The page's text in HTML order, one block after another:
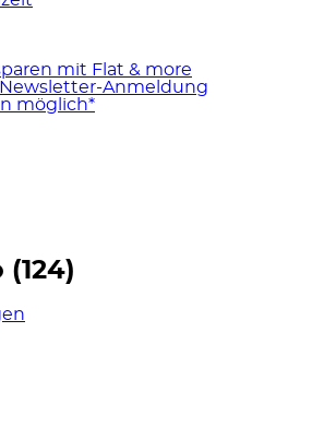
mit Flat & more
Anmeldung
möglich*
(124)